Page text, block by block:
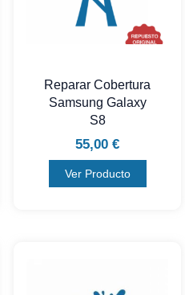
Reparar Cobertura
Samsung Galaxy
S8
55,00 €
Ver Producto